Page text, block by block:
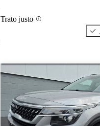
Trato justo